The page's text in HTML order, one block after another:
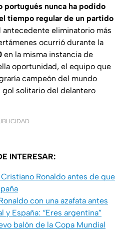
portugués nunca ha podido
tiempo regular de un partido
antecedente eliminatorio más
ocurrió durante la
en la misma instancia de
oportunidad, el equipo que
campeón del mundo
gol solitario del delantero
INTERESAR:
Ronaldo antes de que
con una azafata antes
España: “Eres argentina”
balón de la Copa Mundial